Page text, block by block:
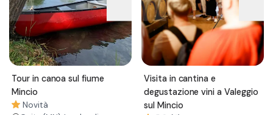
Tour in canoa sul fiume
Mincio
Novità
Visita in cantina e
degustazione vini a Valeggio
sul Mincio